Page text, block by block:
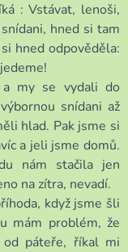
: Vstávat, lenoši,
hned si tam
hned odpověděla:
my se vydali do
snídani až
hlad. Pak jsme si
a jeli jsme domů.
nám stačila jen
na zítra, nevadí.
když jsme šli
mám problém, že
páteře, říkal mi